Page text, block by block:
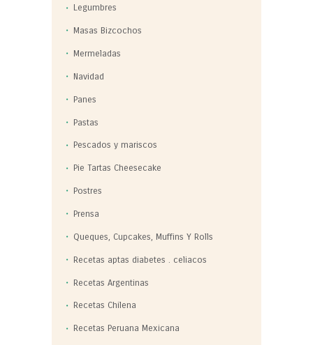
Legumbres
Masas Bizcochos
Mermeladas
Navidad
Panes
Pastas
Pescados y mariscos
Pie Tartas Cheesecake
Postres
Prensa
Queques, Cupcakes, Muffins Y Rolls
Recetas aptas diabetes . celiacos
Recetas Argentinas
Recetas Chilena
Recetas Peruana Mexicana